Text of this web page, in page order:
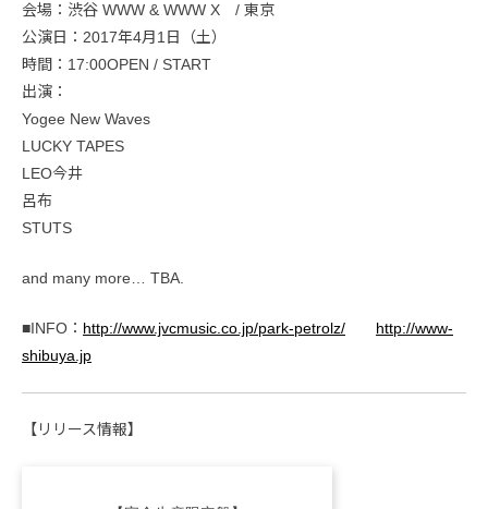
会場：渋谷 WWW & WWW X / 東京
公演日：2017年4月1日（土）
時間：17:00OPEN / START
出演：
Yogee New Waves
LUCKY TAPES
LEO今井
呂布
STUTS
and many more… TBA.
■INFO： http://www.jvcmusic.co.jp/park-petrolz/
http://www-
shibuya.jp
【リリース情報】